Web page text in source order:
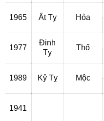
1965 Ất Tỵ Hỏa
1977
Đinh
Tỵ
Thổ
1989 Kỷ Tỵ Mộc
1941